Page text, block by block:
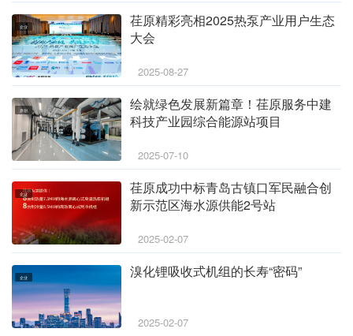
企业
荏原精彩亮相2025热泵产业用户生态
大会
2025-08-27
原创
绘就绿色发展新篇章！荏原服务中建
科技产业园综合能源站项目
2025-07-10
企业
荏原成功中标青岛古镇口军民融合创
新示范区海水源供能2号站
2025-02-07
企业 溴化锂吸收式机组的长寿“密码”
2025-02-07